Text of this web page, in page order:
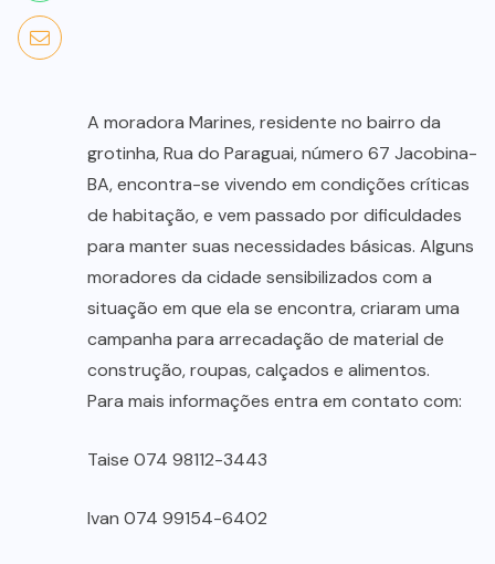
A moradora Marines, residente no bairro da
grotinha, Rua do Paraguai, número 67 Jacobina-
BA, encontra-se vivendo em condições críticas
de habitação, e vem passado por dificuldades
para manter suas necessidades básicas. Alguns
moradores da cidade sensibilizados com a
situação em que ela se encontra, criaram uma
campanha para arrecadação de material de
construção, roupas, calçados e alimentos.
Para mais informações entra em contato com:
Taise 074 98112-3443
Ivan 074 99154-6402